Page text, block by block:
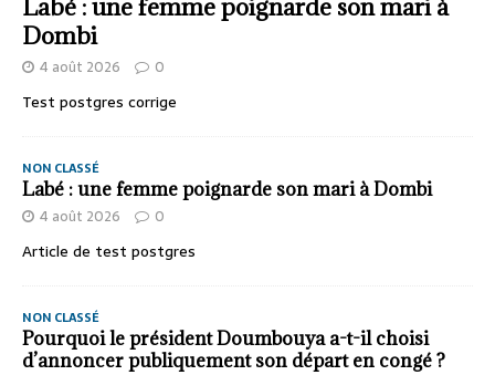
Labé : une femme poignarde son mari à
Dombi
4 août 2026 0
Test postgres corrige
NON CLASSÉ
Labé : une femme poignarde son mari à Dombi
4 août 2026 0
Article de test postgres
NON CLASSÉ
Pourquoi le président Doumbouya a-t-il choisi
d’annoncer publiquement son départ en congé ?